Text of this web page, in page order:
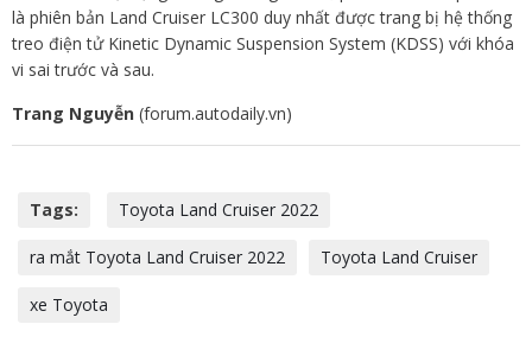
là phiên bản Land Cruiser LC300 duy nhất được trang bị hệ thống
treo điện tử Kinetic Dynamic Suspension System (KDSS) với khóa
vi sai trước và sau.
Trang Nguyễn (forum.autodaily.vn)
Tags: Toyota Land Cruiser 2022
ra mắt Toyota Land Cruiser 2022 Toyota Land Cruiser
xe Toyota